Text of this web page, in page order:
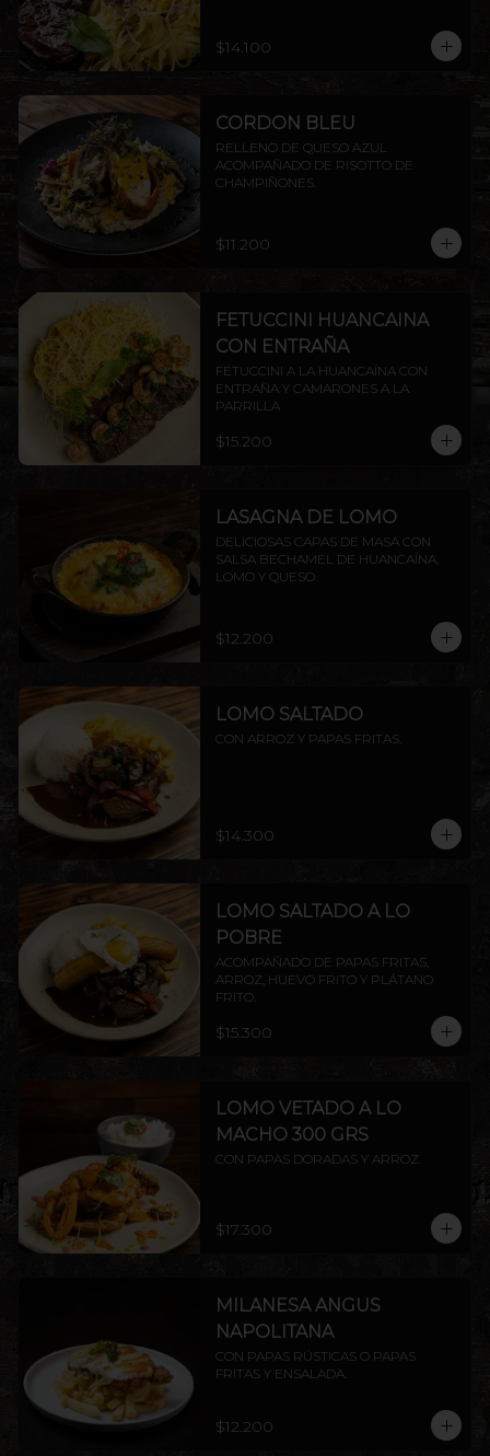
$14.100
CORDON BLEU
RELLENO DE QUESO AZUL
ACOMPAÑADO DE RISOTTO DE
CHAMPIÑONES.
$11.200
FETUCCINI HUANCAINA
CON ENTRAÑA
FETUCCINI A LA HUANCAÍNA CON
ENTRAÑA Y CAMARONES A LA
PARRILLA
$15.200
LASAGNA DE LOMO
DELICIOSAS CAPAS DE MASA CON
SALSA BECHAMEL DE HUANCAÍNA,
LOMO Y QUESO.
$12.200
LOMO SALTADO
CON ARROZ Y PAPAS FRITAS.
$14.300
LOMO SALTADO A LO
POBRE
ACOMPAÑADO DE PAPAS FRITAS,
ARROZ, HUEVO FRITO Y PLÁTANO
FRITO.
$15.300
LOMO VETADO A LO
MACHO 300 GRS
CON PAPAS DORADAS Y ARROZ.
$17.300
MILANESA ANGUS
NAPOLITANA
CON PAPAS RÚSTICAS O PAPAS
FRITAS Y ENSALADA.
$12.200